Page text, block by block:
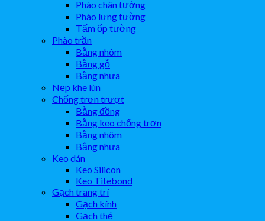
Phào chân tường
Phào lưng tường
Tấm ốp tường
Phào trần
Bằng nhôm
Bằng gỗ
Bằng nhựa
Nẹp khe lún
Chống trơn trượt
Bằng đồng
Bằng keo chống trơn
Bằng nhôm
Bằng nhựa
Keo dán
Keo Silicon
Keo Titebond
Gạch trang trí
Gạch kính
Gạch thẻ